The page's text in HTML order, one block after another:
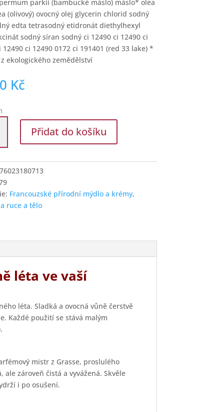
parkii (bambucké máslo) máslo* olea
(olivový) ovocný olej glycerin chlorid sodný
edta tetrasodný etidronát diethylhexyl
sodný síran sodný ci 12490 ci 12490 ci
12490 ci 12490 0172 ci 191401 (red 33 lake) *
ekologického zemědělství
Kč
Přidat do košíku
Francouzské přírodní mýdlo a krémy,
ruce a tělo
léta ve vaší
léta. Sladká a ovocná vůně čerstvě
Každé použití se stává malým
mistr z Grasse, proslulého
zároveň čistá a vyvážená. Skvěle
i po osušení.